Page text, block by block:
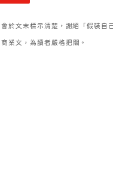
於文末標示清楚，謝絕「假裝自
業文，為讀者嚴格把關。